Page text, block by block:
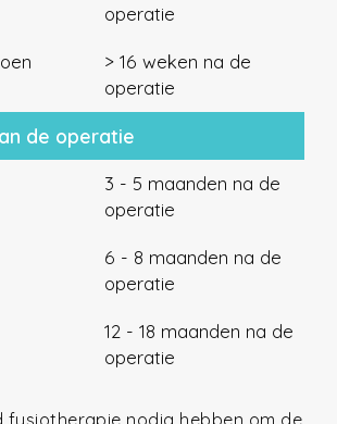
operatie
> 16 weken na de
operatie
de operatie
3 - 5 maanden na de
operatie
6 - 8 maanden na de
operatie
12 - 18 maanden na de
operatie
fysiotherapie nodig hebben om de